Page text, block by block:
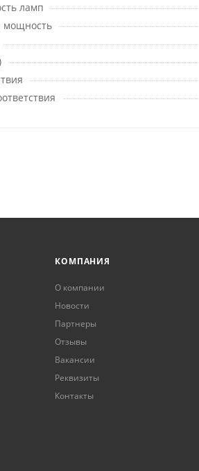
ламп
мощность
КОМПАНИЯ
О компании
Новости
Партнеры
Отзывы
Вакансии
Реквизиты
Контакты